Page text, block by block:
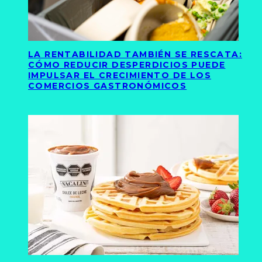
LA RENTABILIDAD TAMBIÉN SE RESCATA:
CÓMO REDUCIR DESPERDICIOS PUEDE
IMPULSAR EL CRECIMIENTO DE LOS
COMERCIOS GASTRONÓMICOS